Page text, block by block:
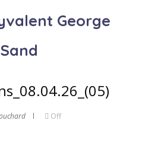
George
Sand
Off